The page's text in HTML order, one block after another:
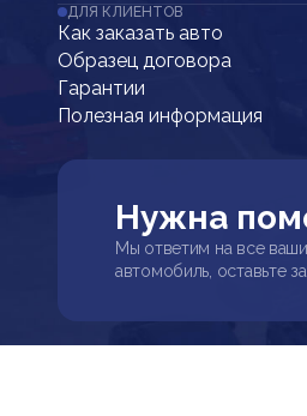
ДЛЯ КЛИЕНТОВ
Как заказать авто
Образец договора
Гарантии
Полезная информация
Нужна
Мы ответим на все
автомобиль, оставьте